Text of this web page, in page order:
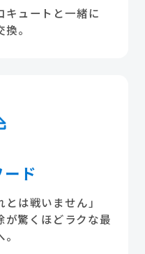
キュートと一緒に
。
ード
とは戦いません」
が驚くほどラクな最